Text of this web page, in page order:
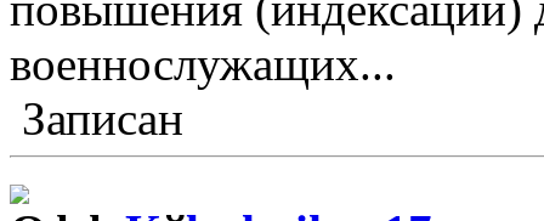
военнослужащих...
Записан